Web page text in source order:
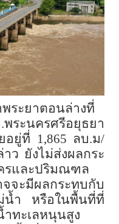
ระยาตอนล่างที่
ระนครศรีอยุธยา
อยู่ที่ 1,865 ลบ.ม/
ว ยังไม่ส่งผลกระ
รและปริมณฑล
มีผลกระทบกับ
น้ำ หรือในพื้นที่ที่
ทะเลหนุนสูง